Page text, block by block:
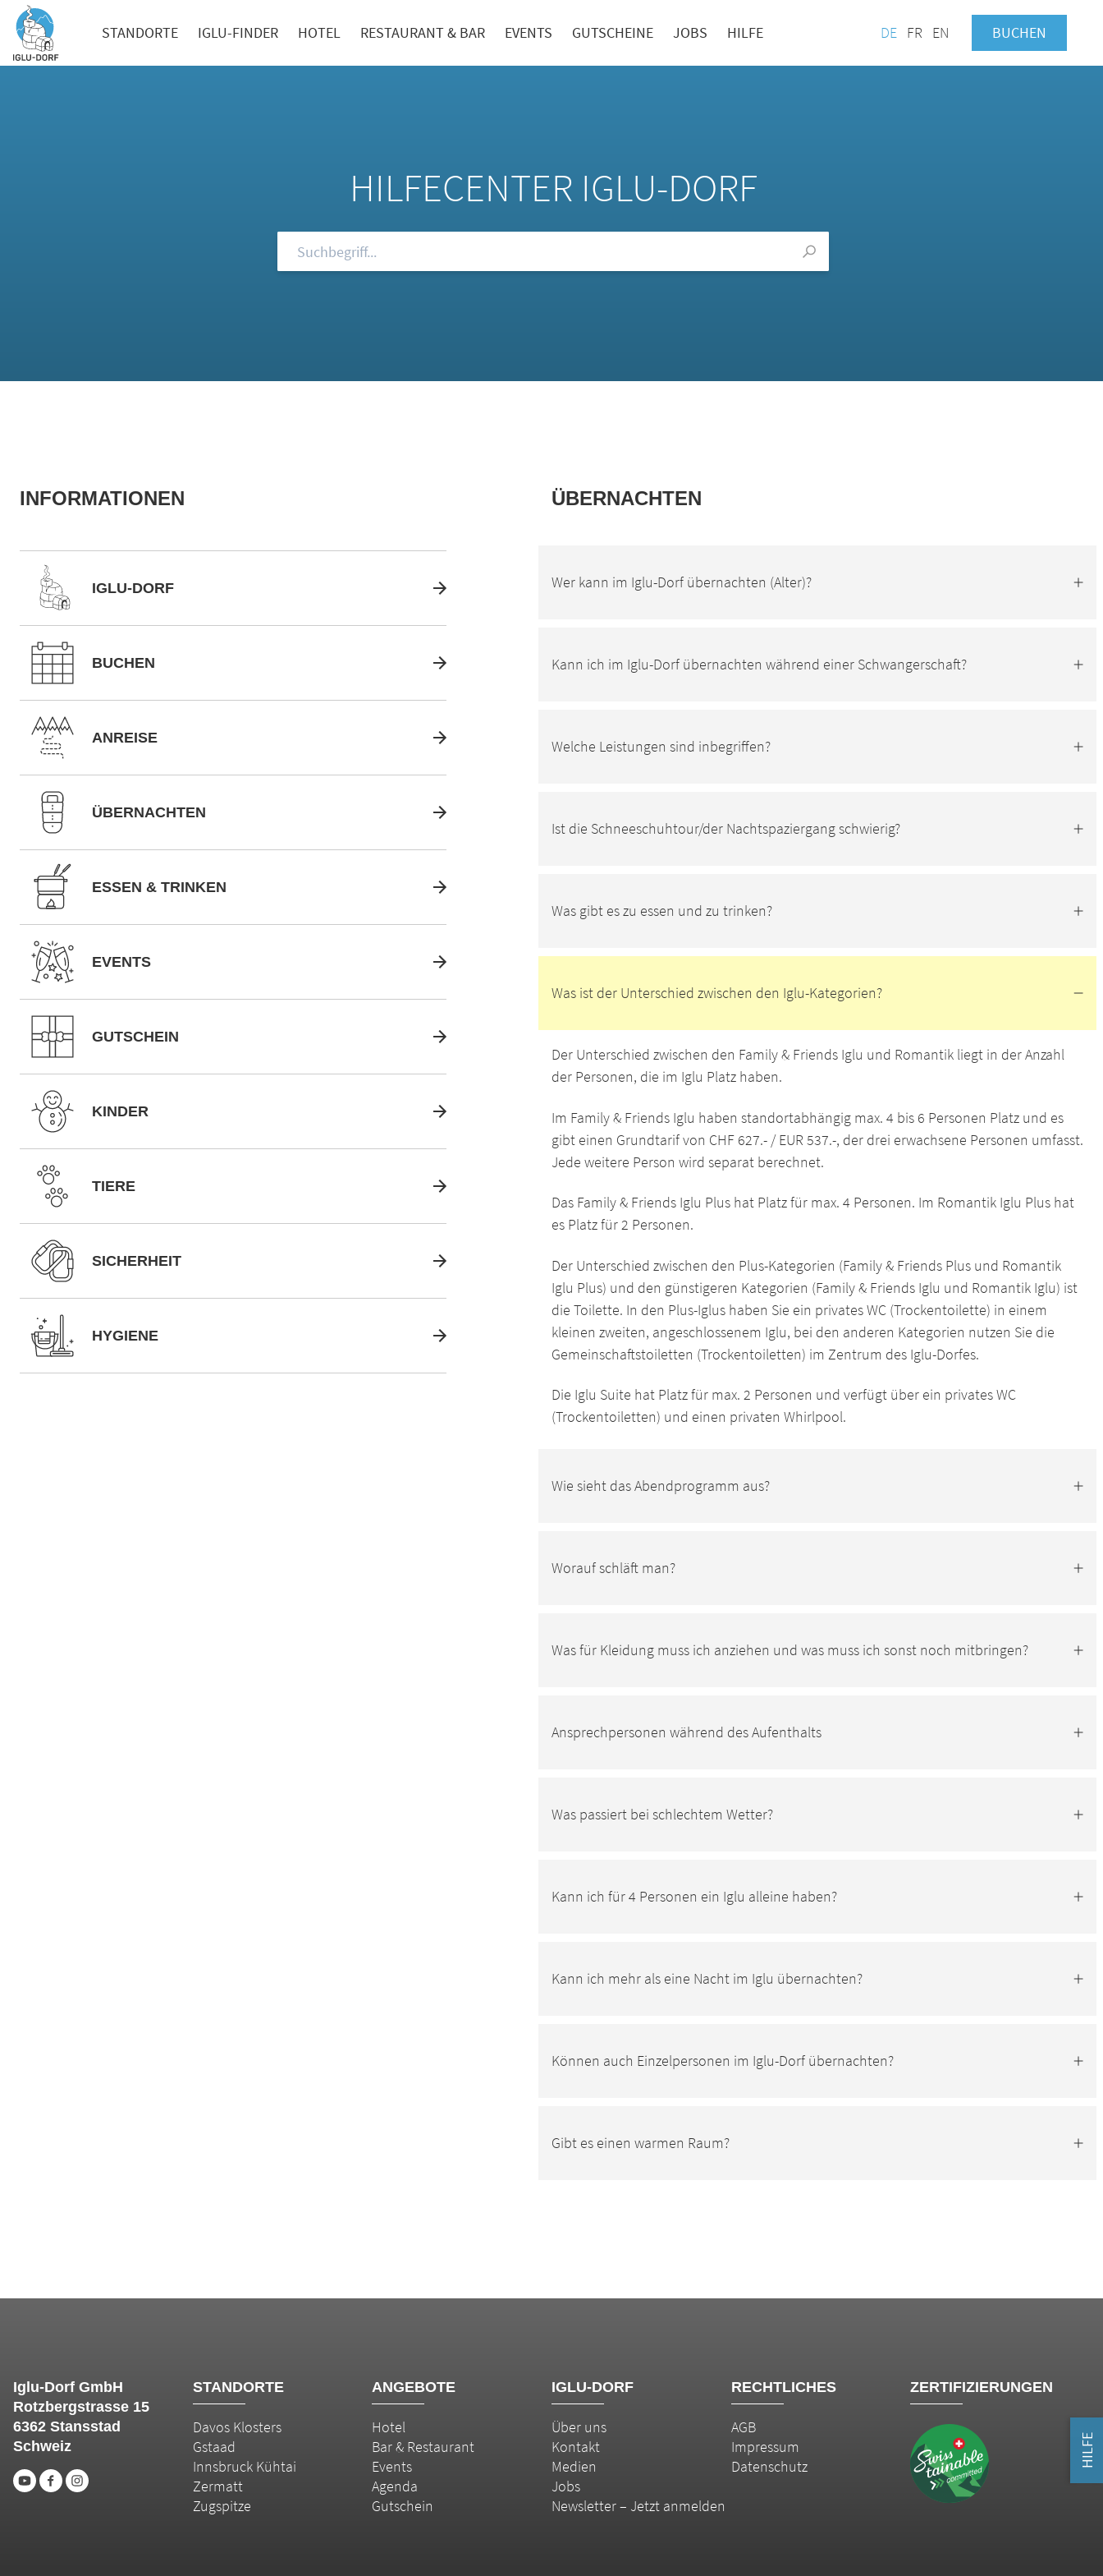
STANDORTE IGLU-FINDER HOTEL RESTAURANT & BAR EVENTS GUTSCHEINE JOBS HILFE DE FR EN BUCHEN
HILFECENTER IGLU-DORF
INFORMATIONEN
IGLU-DORF
BUCHEN
ANREISE
ÜBERNACHTEN
ESSEN & TRINKEN
EVENTS
GUTSCHEIN
KINDER
TIERE
SICHERHEIT
HYGIENE
ÜBERNACHTEN
Wer kann im Iglu-Dorf übernachten (Alter)?
Kann ich im Iglu-Dorf übernachten während einer Schwangerschaft?
Welche Leistungen sind inbegriffen?
Ist die Schneeschuhtour/der Nachtspaziergang schwierig?
Was gibt es zu essen und zu trinken?
Was ist der Unterschied zwischen den Iglu-Kategorien?
Der Unterschied zwischen den Family & Friends Iglu und Romantik liegt in der Anzahl
der Personen, die im Iglu Platz haben.
Im Family & Friends Iglu haben standortabhängig max. 4 bis 6 Personen Platz und es
gibt einen Grundtarif von CHF 627.- / EUR 537.-, der drei erwachsene Personen umfasst.
Jede weitere Person wird separat berechnet.
Das Family & Friends Iglu Plus hat Platz für max. 4 Personen. Im Romantik Iglu Plus hat
es Platz für 2 Personen.
Der Unterschied zwischen den Plus-Kategorien (Family & Friends Plus und Romantik
Iglu Plus) und den günstigeren Kategorien (Family & Friends Iglu und Romantik Iglu) ist
die Toilette. In den Plus-Iglus haben Sie ein privates WC (Trockentoilette) in einem
kleinen zweiten, angeschlossenem Iglu, bei den anderen Kategorien nutzen Sie die
Gemeinschaftstoiletten (Trockentoiletten) im Zentrum des Iglu-Dorfes.
Die Iglu Suite hat Platz für max. 2 Personen und verfügt über ein privates WC
(Trockentoiletten) und einen privaten Whirlpool.
Wie sieht das Abendprogramm aus?
Worauf schläft man?
Was für Kleidung muss ich anziehen und was muss ich sonst noch mitbringen?
Ansprechpersonen während des Aufenthalts
Was passiert bei schlechtem Wetter?
Kann ich für 4 Personen ein Iglu alleine haben?
Kann ich mehr als eine Nacht im Iglu übernachten?
Können auch Einzelpersonen im Iglu-Dorf übernachten?
Gibt es einen warmen Raum?
Iglu-Dorf GmbH
Rotzbergstrasse 15
6362 Stansstad
Schweiz
STANDORTE
Davos Klosters
Gstaad
Innsbruck Kühtai
Zermatt
Zugspitze
ANGEBOTE
Hotel
Bar & Restaurant
Events
Agenda
Gutschein
IGLU-DORF
Über uns
Kontakt
Medien
Jobs
Newsletter – Jetzt anmelden
RECHTLICHES
AGB
Impressum
Datenschutz
ZERTIFIZIERUNGEN
HILFE